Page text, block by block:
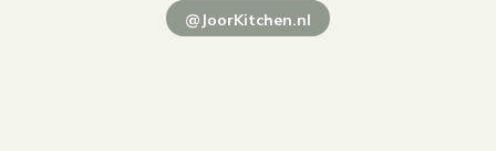
@JoorKitchen.nl